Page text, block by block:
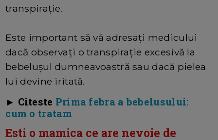
transpirație.
Este important să vă adresați medicului
dacă observați o transpirație excesivă la
bebelușul dumneavoastră sau dacă pielea
lui devine iritată.
► Citeste Prima febra a bebelusului:
cum o tratam
Esti o mamica ce are nevoie de